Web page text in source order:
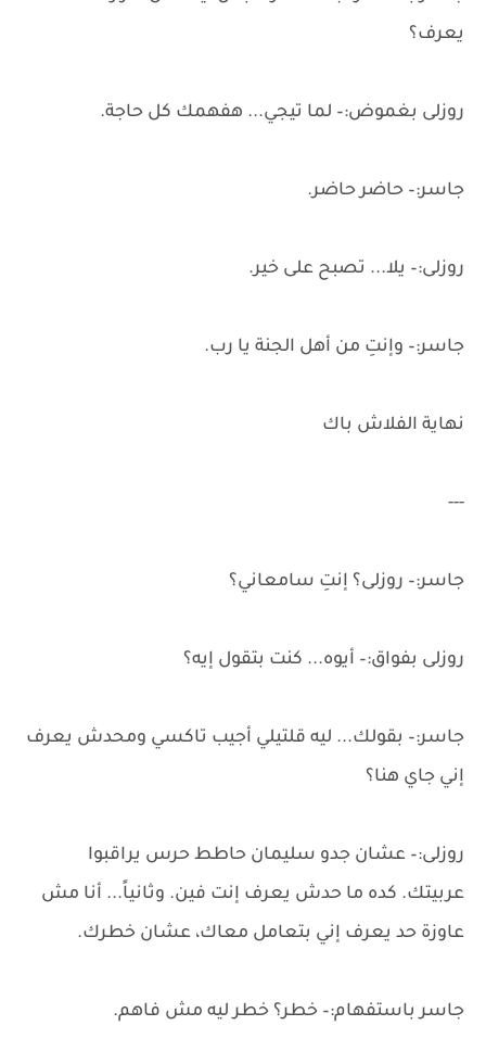
يعرف؟
روزلى بغموض:– لما تيجي... هفهمك كل حاجة.
جاسر:– حاضر حاضر.
روزلى:– يلا... تصبح على خير.
جاسر:– وإنتِ من أهل الجنة يا رب.
نهاية الفلاش باك
---
جاسر:– روزلى؟ إنتِ سامعاني؟
روزلى بفواق:– أيوه... كنت بتقول إيه؟
جاسر:– بقولك... ليه قلتيلي أجيب تاكسي ومحدش يعرف
إني جاي هنا؟
روزلى:– عشان جدو سليمان حاطط حرس يراقبوا
عربيتك. كده ما حدش يعرف إنت فين. وثانياً... أنا مش
عاوزة حد يعرف إني بتعامل معاك، عشان خطرك.
جاسر باستفهام:– خطر؟ خطر ليه مش فاهم.